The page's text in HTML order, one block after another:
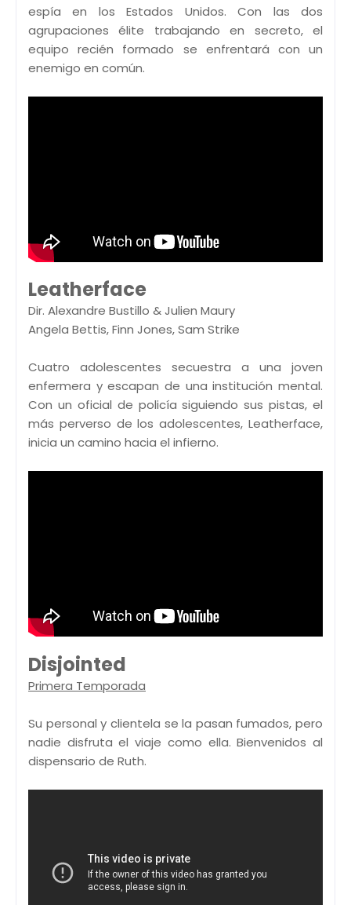
espía en los Estados Unidos. Con las dos
agrupaciones élite trabajando en secreto, el
equipo recién formado se enfrentará con un
enemigo en común.
Leatherface
Dir. Alexandre Bustillo & Julien Maury
Angela Bettis, Finn Jones, Sam Strike
Cuatro adolescentes secuestra a una joven
enfermera y escapan de una institución mental.
Con un oficial de policía siguiendo sus pistas, el
más perverso de los adolescentes, Leatherface,
inicia un camino hacia el infierno.
Disjointed
Primera Temporada
Su personal y clientela se la pasan fumados, pero
nadie disfruta el viaje como ella. Bienvenidos al
dispensario de Ruth.